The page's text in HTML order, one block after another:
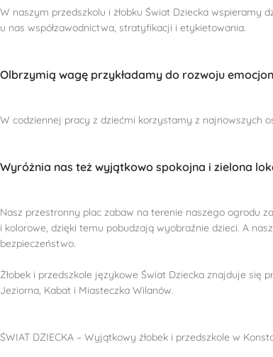
W naszym przedszkolu i żłobku Świat Dziecka wspieramy
u nas współzawodnictwa, stratyfikacji i etykietowania.
Olbrzymią wagę przykładamy do rozwoju
W codziennej pracy z dziećmi korzystamy z najnowszych
Wyróżnia nas też wyjątkowo spokojna i zielona
Nasz przestronny plac zabaw na terenie naszego ogrodu
i kolorowe, dzięki temu pobudzają wyobraźnie dzieci. A
bezpieczeństwo.
Żłobek i przedszkole językowe Świat Dziecka znajduje się
Jeziorna, Kabat i Miasteczka Wilanów.
ŚWIAT DZIECKA – Wyjątkowy żłobek i przedszkole w